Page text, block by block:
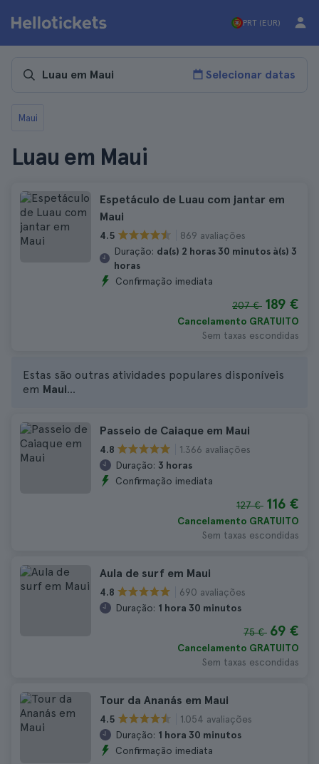
PRT (EUR)
Selecionar datas
Maui
Luau em Maui
Espetáculo de Luau com jantar em
Maui
4.5
869 avaliações
Duração: da(s) 2 horas 30 minutos à(s) 3
horas
Confirmação imediata
207 € 189 €
Cancelamento GRATUITO
Sem taxas escondidas
Estas são outras atividades populares disponíveis
em Maui...
Passeio de Caiaque em Maui
4.8
1.366 avaliações
Duração: 3 horas
Confirmação imediata
127 € 116 €
Cancelamento GRATUITO
Sem taxas escondidas
Aula de surf em Maui
4.8
690 avaliações
Duração: 1 hora 30 minutos
75 € 69 €
Cancelamento GRATUITO
Sem taxas escondidas
Tour da Ananás em Maui
4.5
1.054 avaliações
Duração: 1 hora 30 minutos
Confirmação imediata